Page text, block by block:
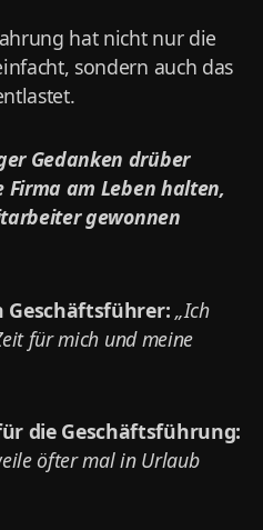
hat nicht nur die
sondern auch das
Gedanken drüber
am Leben halten,
gewonnen
Geschäftsführer: „Ich
für mich und meine
die Geschäftsführung:
öfter mal in Urlaub